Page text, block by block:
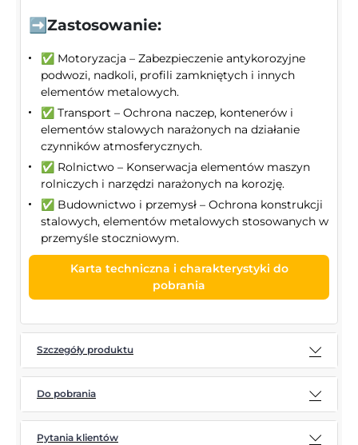
➡️Zastosowanie:
✅ Motoryzacja – Zabezpieczenie antykorozyjne
podwozi, nadkoli, profili zamkniętych i innych
elementów metalowych.
✅ Transport – Ochrona naczep, kontenerów i
elementów stalowych narażonych na działanie
czynników atmosferycznych.
✅ Rolnictwo – Konserwacja elementów maszyn
rolniczych i narzędzi narażonych na korozję.
✅ Budownictwo i przemysł – Ochrona konstrukcji
stalowych, elementów metalowych stosowanych w
przemyśle stoczniowym.
Karta techniczna i charakterystyki do
pobrania
Szczegóły produktu
Do pobrania
Pytania klientów